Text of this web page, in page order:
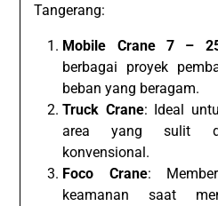
Tangerang:
Mobile Crane 7 –
berbagai proyek
beban yang beragam.
Truck Crane: Ideal
area yang sulit
konvensional.
Foco Crane:
keamanan saat